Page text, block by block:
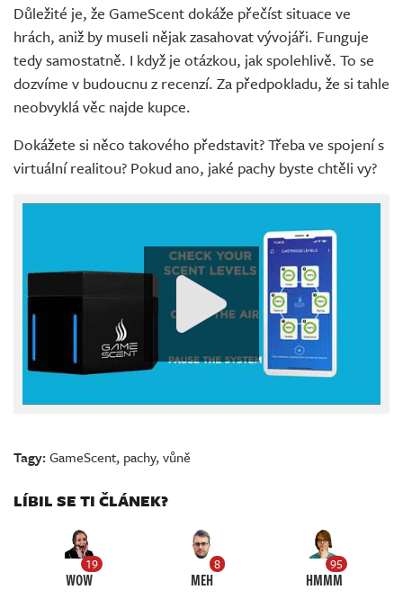
Důležité je, že GameScent dokáže přečíst situace ve
hrách, aniž by museli nějak zasahovat vývojáři. Funguje
tedy samostatně. I když je otázkou, jak spolehlivě. To se
dozvíme v budoucnu z recenzí. Za předpokladu, že si tahle
neobvyklá věc najde kupce.
Dokážete si něco takového představit? Třeba ve spojení s
virtuální realitou? Pokud ano, jaké pachy byste chtěli vy?
Tagy:GameScent, pachy,vůně
LÍBIL SE TI ČLÁNEK?
19
WOW
8
MEH
95
HMMM